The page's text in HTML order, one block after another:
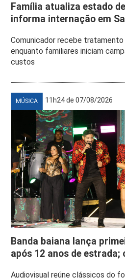
Família atualiza estado
informa internação em
Comunicador recebe
enquanto familiares iniciam
custos
MÚSICA 11h24 de 07/08/2026
Banda baiana lança
após 12 anos de estrada;
Audiovisual reúne clássicos do